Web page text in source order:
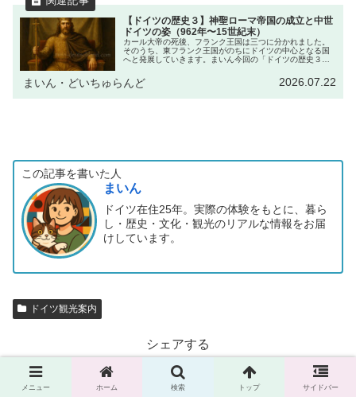
【ドイツの歴史３】神聖ローマ帝国の成立と中世
ドイツの姿（962年〜15世紀末）
カール大帝の死後、フランク王国は三つに分かれました。
そのうち、東フランク王国がのちにドイツの中心となる国
へと発展していきます。まいん今回の「ドイツの歴史３」
と、初代皇帝オットー1世の時代を見...
まいん・どいちゅらんど 2026.07.22
この記事を書いた人
まいん
ドイツ在住25年。実際の体験をもとに、暮ら
し・歴史・文化・観光のリアルな情報をお届
けしています。
ドイツ観光案内
シェアする
Facebook
メニュー ホーム 検索 トップ サイドバー